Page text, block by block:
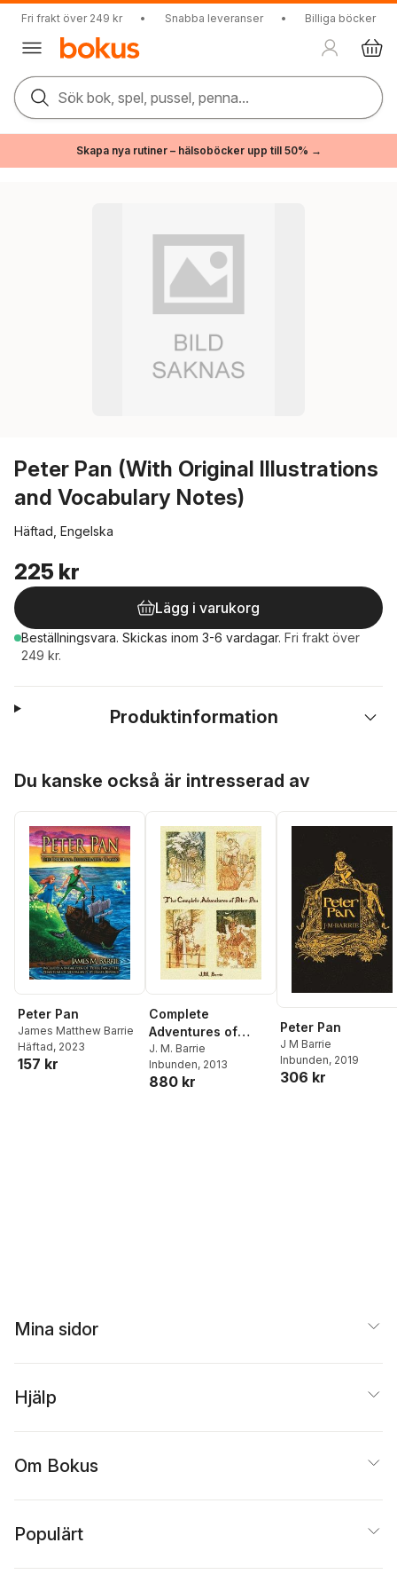
Fri frakt över 249 kr • Snabba leveranser • Billiga böcker
Sök bok, spel, pussel, penna...
Skapa nya rutiner – hälsoböcker upp till 50% →
Peter Pan (With Original Illustrations
and Vocabulary Notes)
Häftad, Engelska
225 kr
Lägg i varukorg
Beställningsvara. Skickas inom 3-6 vardagar. Fri frakt över
249 kr.
Produktinformation
Du kanske också är intresserad av
Peter Pan
James Matthew Barrie
Häftad, 2023
157 kr
Complete
Adventures of
Peter Pan
(complete and
Unabridged)
J. M. Barrie
Inbunden, 2013
880 kr
Peter Pan
J M Barrie
Inbunden, 2019
306 kr
Mina sidor
Hjälp
Om Bokus
Populärt